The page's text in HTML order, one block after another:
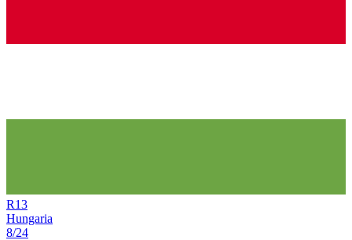
R13
Hungaria
8/24